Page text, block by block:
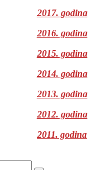
2017. godina
2016. godina
2015. godina
2014. godina
2013. godina
2012. godina
2011. godina